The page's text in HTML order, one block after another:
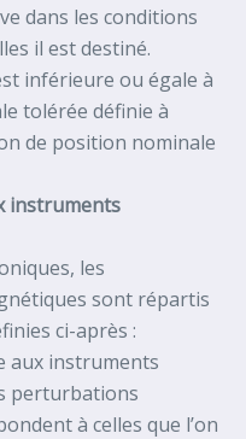
dans les conditions
il est destiné.
inférieure ou égale à
tolérée définie à
de position nominale
instruments
les
sont répartis
ci-après :
aux instruments
perturbations
à celles que l’on